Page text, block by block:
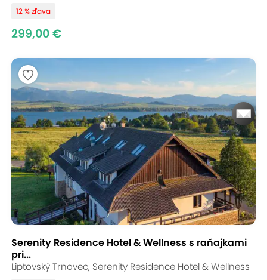
12 % zľava
299,00 €
Serenity Residence Hotel & Wellness s raňajkami
pri...
Liptovský Trnovec, Serenity Residence Hotel & Wellness